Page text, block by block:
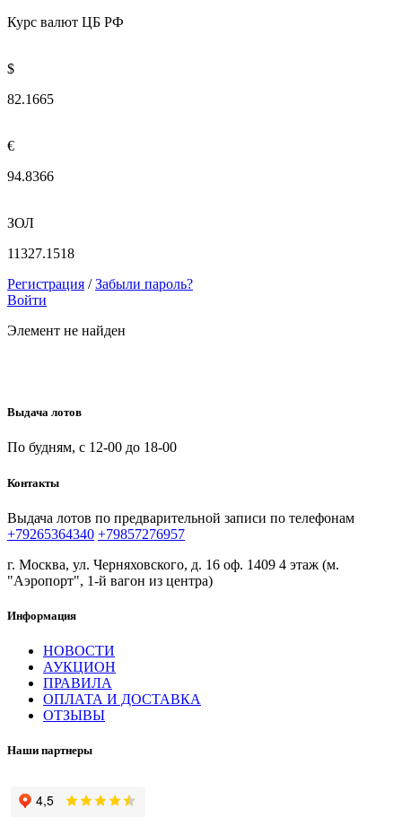
Курс валют ЦБ РФ
$
82.1665
€
94.8366
ЗОЛ
11327.1518
Регистрация / Забыли пароль?
Войти
Элемент не найден
Выдача лотов
По будням, с 12-00 до 18-00
Контакты
Выдача лотов по предварительной записи по телефонам
+79265364340 +79857276957
г. Москва, ул. Черняховского, д. 16 оф. 1409 4 этаж (м.
"Аэропорт", 1-й вагон из центра)
Информация
НОВОСТИ
АУКЦИОН
ПРАВИЛА
ОПЛАТА И ДОСТАВКА
ОТЗЫВЫ
Наши партнеры